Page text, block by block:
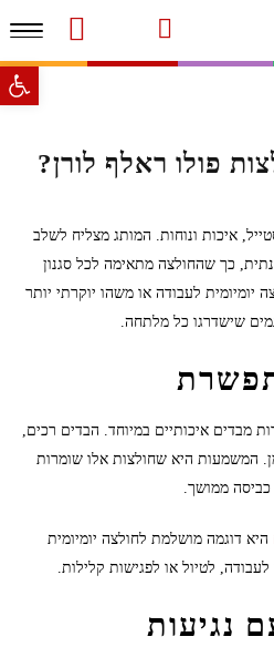
קשר מעקב הזמנות
פולו ראלף לורן?
איכות ונוחות. המותג מצליח לשלב
כך שהחולצה מתאימה לכל סגנון
יומיומית לעבודה או משהו יוקרתי יותר
שישדרגו כל מלתחה.
מבדים איכותיים במיוחד. הבדים רכים,
המשמעות היא שחולצות אלו שומרות
ממושך.
היא דוגמה מושלמת לחולצה יומיומית
לטיול או לפגישות קלילות.
נגיעות
פתח